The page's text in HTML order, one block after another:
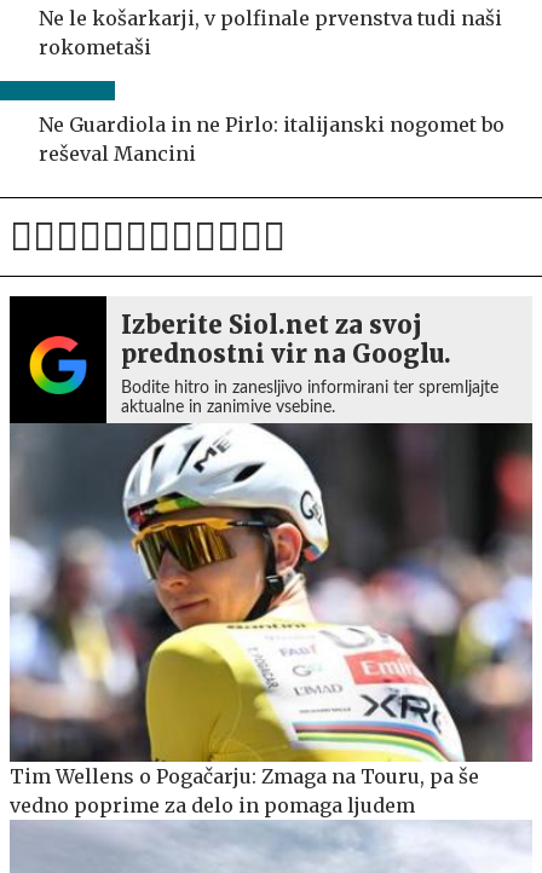
Ne le košarkarji, v polfinale prvenstva tudi naši
rokometaši
Ne Guardiola in ne Pirlo: italijanski nogomet bo
reševal Mancini
Izberite Siol.net za svoj
prednostni vir na Googlu.
Bodite hitro in zanesljivo informirani ter spremljajte
aktualne in zanimive vsebine.
Tim Wellens o Pogačarju: Zmaga na Touru, pa še
vedno poprime za delo in pomaga ljudem